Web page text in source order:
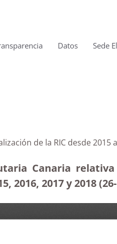
Datos Sede
de la RIC desde 2015
Canaria
2017 y 2018